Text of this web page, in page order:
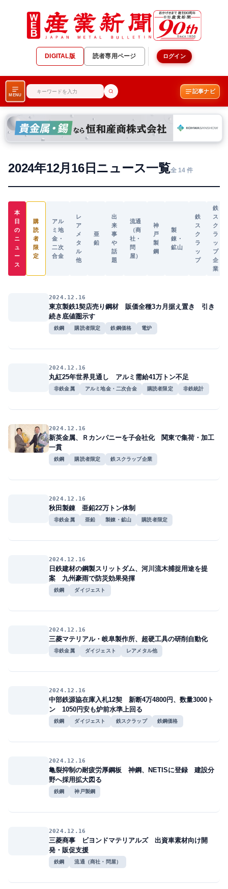
DIGITAL版 読者専用ページ ログイン
MENU
記事ナビ
2024年12月16日ニュース一覧全 14 件
本
日
の
ニ
ュ
ー
ス
購
読
者
限
定
アル
ミ地
金・
二次
合金
レ
ア
メ
タ
ル
他
亜
鉛
出
来
事
や
話
題
流通
（商
社・
問
屋）
神
戸
製
鋼
製
錬・
鉱山
鉄
ス
ク
ラ
ッ
プ
鉄
ス
ク
ラ
ッ
プ
企
業
2024.12.16
東京製鉄1契店売り鋼材 販価全種3カ月据え置き 引き
続き底値圏示す
鉄鋼 購読者限定 鉄鋼価格 電炉
2024.12.16
丸紅25年世界見通し アルミ需給41万トン不足
非鉄金属 アルミ地金・二次合金 購読者限定 非鉄統計
2024.12.16
新英金属、Ｒカンパニーを子会社化 関東で集荷・加工
一貫
鉄鋼 購読者限定 鉄スクラップ企業
2024.12.16
秋田製錬 亜鉛22万トン体制
非鉄金属 亜鉛 製錬・鉱山 購読者限定
2024.12.16
日鉄建材の鋼製スリットダム、河川流木捕捉用途を提
案 九州豪雨で防災効果発揮
鉄鋼 ダイジェスト
2024.12.16
三菱マテリアル・岐阜製作所、超硬工具の研削自動化
非鉄金属 ダイジェスト レアメタル他
2024.12.16
中部鉄源協在庫入札12契 新断4万4800円、数量3000ト
ン 1050円安も炉前水準上回る
鉄鋼 ダイジェスト 鉄スクラップ 鉄鋼価格
2024.12.16
亀裂抑制の耐疲労厚鋼板 神鋼、NETISに登録 建設分
野へ採用拡大図る
鉄鋼 神戸製鋼
2024.12.16
三菱商事 ビヨンドマテリアルズ 出資車素材向け開
発・販促支援
鉄鋼 流通（商社・問屋）